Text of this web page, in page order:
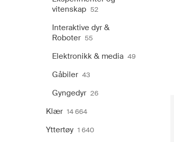
vitenskap 52
Interaktive dyr &
Roboter 55
Elektronikk & media 49
Gåbiler 43
Gyngedyr 26
Klær 14 664
Yttertøy 1 640